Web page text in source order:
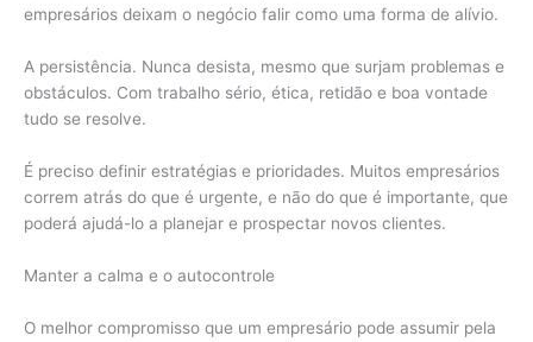
empresários deixam o negócio falir como uma forma de alívio.
A persistência. Nunca desista, mesmo que surjam problemas e
obstáculos. Com trabalho sério, ética, retidão e boa vontade
tudo se resolve.
É preciso definir estratégias e prioridades. Muitos empresários
correm atrás do que é urgente, e não do que é importante, que
poderá ajudá-lo a planejar e prospectar novos clientes.
Manter a calma e o autocontrole
O melhor compromisso que um empresário pode assumir pela